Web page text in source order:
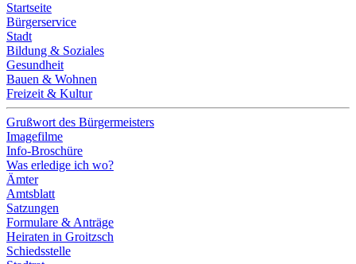
Startseite
Bürgerservice
Stadt
Bildung & Soziales
Gesundheit
Bauen & Wohnen
Freizeit & Kultur
Grußwort des Bürgermeisters
Imagefilme
Info-Broschüre
Was erledige ich wo?
Ämter
Amtsblatt
Satzungen
Formulare & Anträge
Heiraten in Groitzsch
Schiedsstelle